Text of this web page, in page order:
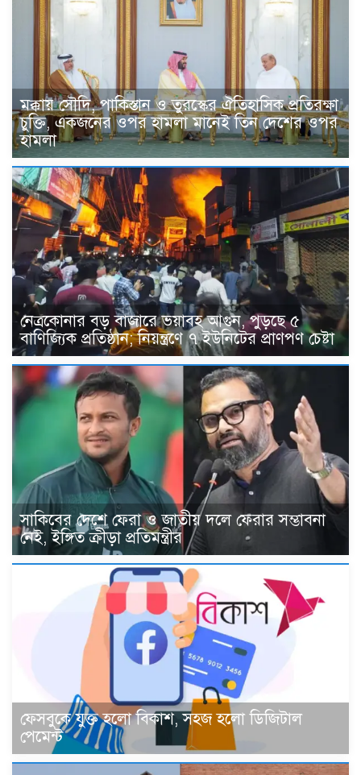
মক্কায় সৌদি, পাকিস্তান ও তুরস্কের ঐতিহাসিক প্রতিরক্ষা
চুক্তি, একজনের ওপর হামলা মানেই তিন দেশের ওপর
হামলা
নেত্রকোনার বড় বাজারে ভয়াবহ আগুন, পুড়ছে ৫
বাণিজ্যিক প্রতিষ্ঠান; নিয়ন্ত্রণে ৭ ইউনিটের প্রাণপণ চেষ্টা
সাকিবের দেশে ফেরা ও জাতীয় দলে ফেরার সম্ভাবনা
নেই, ইঙ্গিত ক্রীড়া প্রতিমন্ত্রীর
ফেসবুকে যুক্ত হলো বিকাশ, সহজ হলো ডিজিটাল
পেমেন্ট